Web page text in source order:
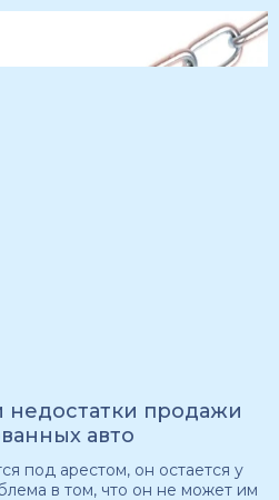
продажи
авто
под арестом, он остается у
в том, что он не может им